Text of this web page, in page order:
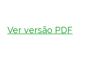
Ver versão PDF